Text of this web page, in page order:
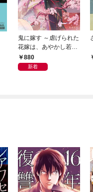
鬼に嫁す ～虐げられた
花嫁は、あやかし若頭
に溺愛される～
880
新着